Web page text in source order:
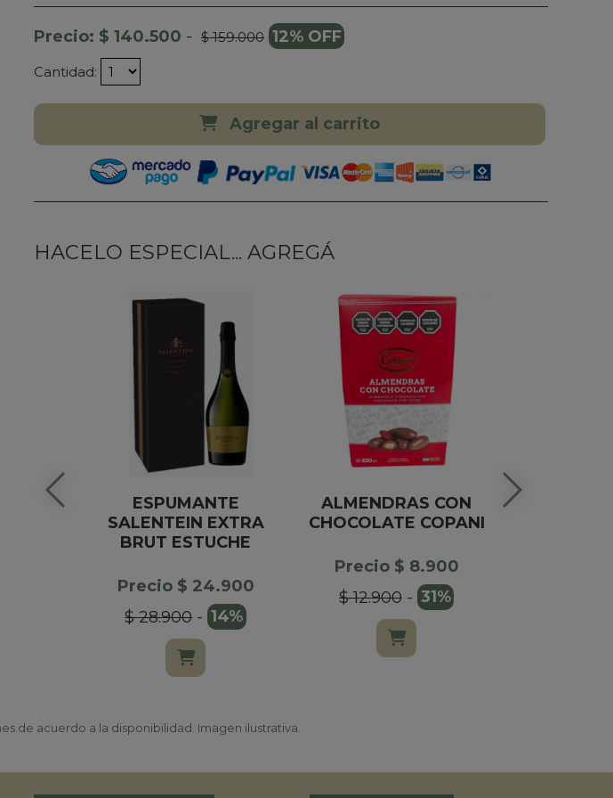
Precio: $ 140.500 - $ 159.000 12% OFF
Cantidad:
Agregar al carrito
HACELO ESPECIAL... AGREGÁ
ESPUMANTE
SALENTEIN EXTRA
BRUT ESTUCHE
Precio $ 24.900
$ 28.900-14%
ALMENDRAS CON
CHOCOLATE COPANI
Precio $ 8.900
$ 12.900- 31%
de acuerdo a la disponibilidad. Imagen ilustrativa.